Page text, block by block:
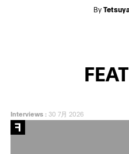
By
Interviews:30 7月 2026